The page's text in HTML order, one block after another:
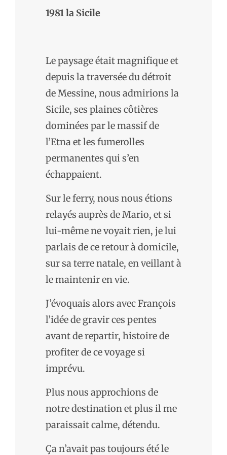
1981 la Sicile
Le paysage était magnifique et
depuis la traversée du détroit
de Messine, nous admirions la
Sicile, ses plaines côtières
dominées par le massif de
l’Etna et les fumerolles
permanentes qui s’en
échappaient.
Sur le ferry, nous nous étions
relayés auprès de Mario, et si
lui-même ne voyait rien, je lui
parlais de ce retour à domicile,
sur sa terre natale, en veillant à
le maintenir en vie.
J’évoquais alors avec François
l’idée de gravir ces pentes
avant de repartir, histoire de
profiter de ce voyage si
imprévu.
Plus nous approchions de
notre destination et plus il me
paraissait calme, détendu.
Ça n’avait pas toujours été le